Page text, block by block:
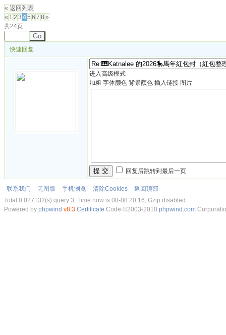
« 返回列表
« 1 2 3 45 6 7 8 »
共24页
Go
快速回复
进入高级模式
加粗 字体颜色 背景颜色 插入链接 图片
提 交 回复后跳转到最后一页
联系我们 无图版 手机浏览 清除Cookies
返回顶部
Total 0.027132(s) query 3, Time now is:08-08 20:16, Gzip disabled
Powered by phpwind v8.3 Certificate Code ©2003-2010 phpwind.com